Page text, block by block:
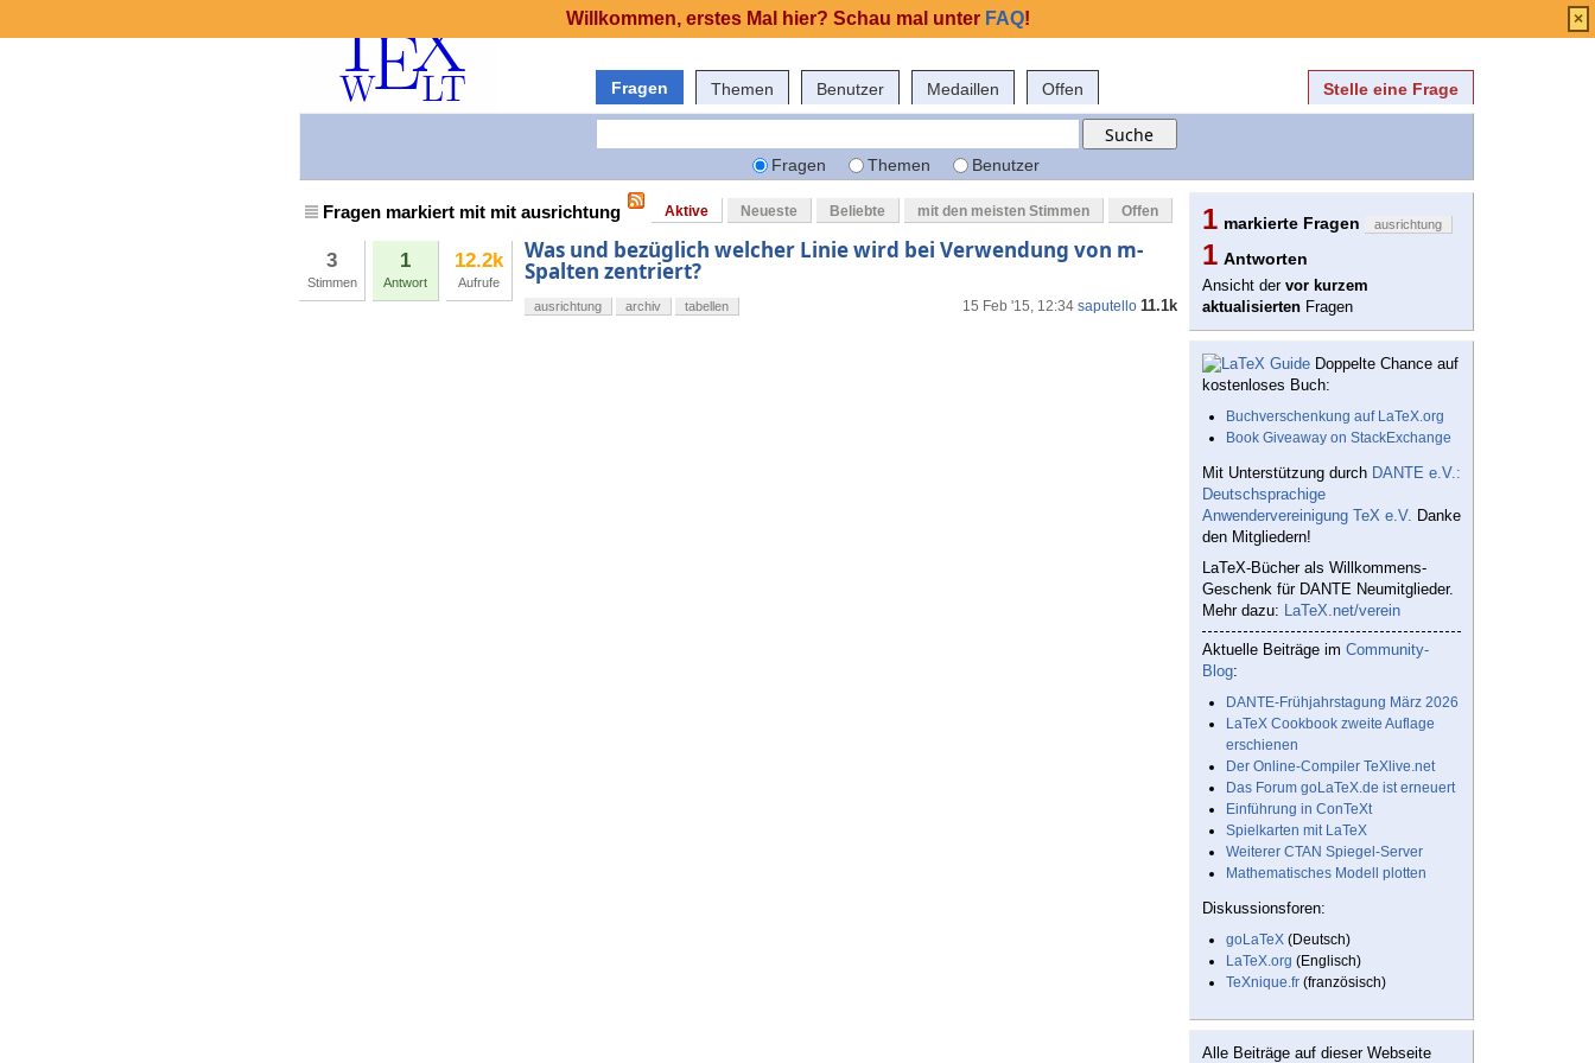
Fragen Themen Benutzer Medaillen Offen Stelle eine Frage
Fragen Themen Benutzer
Fragen markiert mit mit ausrichtung Aktive Neueste Beliebte mit den meisten Stimmen Offen
3
Stimmen
1
Antwort
12.2k
Aufrufe
Was und bezüglich welcher Linie wird bei Verwendung von m-
Spalten zentriert?
15 Feb '15, 12:34 saputello 11.1k
ausrichtung archiv tabellen
1 markierte Fragen ausrichtung
1 Antworten
Ansicht der vor kurzem
aktualisierten Fragen
Doppelte Chance auf
kostenloses Buch:
Buchverschenkung auf LaTeX.org
Book Giveaway on StackExchange
Mit Unterstützung durch DANTE e.V.:
Deutschsprachige
Anwendervereinigung TeX e.V. Danke
den Mitgliedern!
LaTeX-Bücher als Willkommens-
Geschenk für DANTE Neumitglieder.
Mehr dazu: LaTeX.net/verein
Aktuelle Beiträge im Community-
Blog:
DANTE-Frühjahrstagung März 2026
LaTeX Cookbook zweite Auflage
erschienen
Der Online-Compiler TeXlive.net
Das Forum goLaTeX.de ist erneuert
Einführung in ConTeXt
Spielkarten mit LaTeX
Weiterer CTAN Spiegel-Server
Mathematisches Modell plotten
Diskussionsforen:
goLaTeX (Deutsch)
LaTeX.org (Englisch)
TeXnique.fr (französisch)
Alle Beiträge auf dieser Webseite
Willkommen, erstes Mal hier? Schau mal unter FAQ! ×